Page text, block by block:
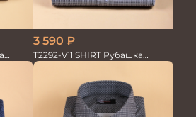
3 590 ₽
T2292-V11 SHIRT Рубашка
мужская